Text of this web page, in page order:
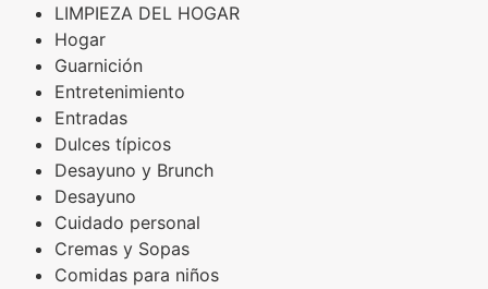
LIMPIEZA DEL HOGAR
Hogar
Guarnición
Entretenimiento
Entradas
Dulces típicos
Desayuno y Brunch
Desayuno
Cuidado personal
Cremas y Sopas
Comidas para niños